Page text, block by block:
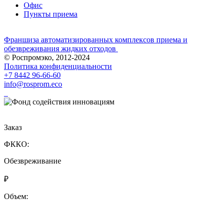
Офис
Пункты приема
Франшиза автоматизированных комплексов приема и
обезвреживания жидких отходов
© Роспромэко, 2012-2024
Политика конфиденциальности
+7 8442 96-66-60
info@rosprom.eco
Заказ
ФККО:
Обезвреживание
₽
Объем: